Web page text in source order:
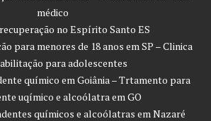
médico
no Espírito Santo ES
para menores de 18 anos em SP – Clinica
para adolescentes
químico em Goiânia – Trtamento para
uqímico e alcoólatra em GO
químicos e alcoólatras em Nazaré